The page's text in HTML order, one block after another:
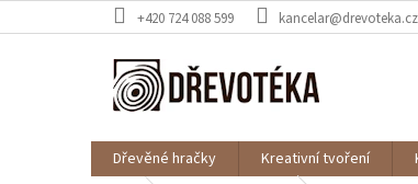
na
+420 724 088 599 kancelar@drevoteka.cz
Dřevěné hračky Kreativní tvoření